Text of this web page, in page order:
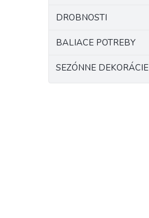
DROBNOSTI
BALIACE POTREBY
SEZÓNNE DEKORÁCIE